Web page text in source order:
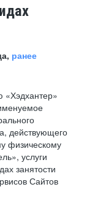
ранее
«Хэдхантер»
действующего
физическому
услуги
занятости
Сайтов